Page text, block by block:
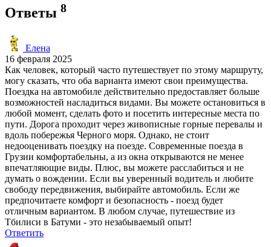
Ответы 8
Елена
16 февраля 2025
Как человек, который часто путешествует по этому маршруту,
могу сказать, что оба варианта имеют свои преимущества.
Поездка на автомобиле действительно предоставляет больше
возможностей насладиться видами. Вы можете остановиться в
любой момент, сделать фото и посетить интересные места по
пути. Дорога проходит через живописные горные перевалы и
вдоль побережья Черного моря. Однако, не стоит
недооценивать поездку на поезде. Современные поезда в
Грузии комфортабельны, а из окна открываются не менее
впечатляющие виды. Плюс, вы можете расслабиться и не
думать о вождении. Если вы уверенный водитель и любите
свободу передвижения, выбирайте автомобиль. Если же
предпочитаете комфорт и безопасность - поезд будет
отличным вариантом. В любом случае, путешествие из
Тбилиси в Батуми - это незабываемый опыт!
Ответить